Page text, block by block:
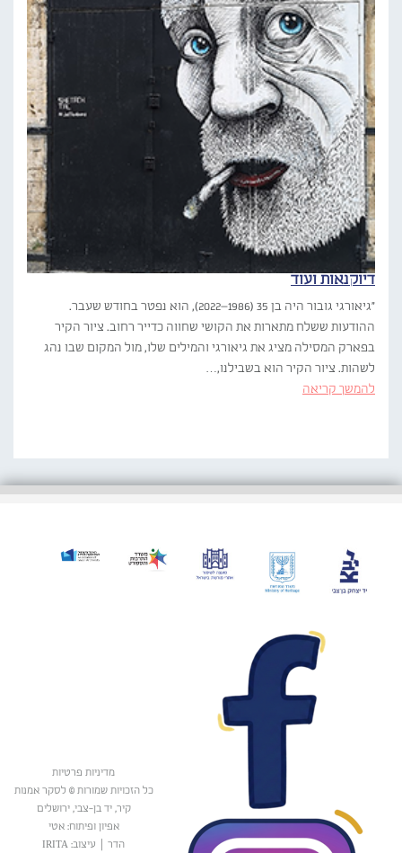
דיוקנאות ועוד
"גיאורגי גובור היה בן 35 (1986–2022), הוא נפטר בחודש שעבר.
ההודעות ששלח מתארות את הקושי שחווה כדייר רחוב. ציור הקיר
בפארק המסילה מציג את גיאורגי והמילים שלו, מול המקום שבו נהג
לשהות. ציור הקיר הוא בשבילנו,…
להמשך קריאה
מדיניות פרטיות
כל הזכויות שמורות © לסקר אמנות
קיר, יד בן-צבי, ירושלים
אפיון ופיתוח: אטי
הדר
עיצוב: IRITA